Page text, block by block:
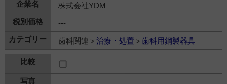
株式会社YDM
---
歯科関連＞ 治療・処置 ＞ 歯科用鋼製器具